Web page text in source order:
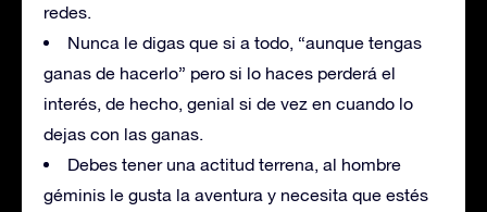
redes.
Nunca le digas que si a todo, “aunque tengas
ganas de hacerlo” pero si lo haces perderá el
interés, de hecho, genial si de vez en cuando lo
dejas con las ganas.
Debes tener una actitud terrena, al hombre
géminis le gusta la aventura y necesita que estés